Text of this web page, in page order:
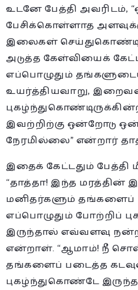
உடனே பேத்தி அவரிடம்,
பேசிக்கொள்ளாத
இலைகள்
அடுத்த கேள்வியைக்
எப்பொழுதும்
உயர்த்தியவாறு,
இவற்றிற்கு ஒன்றோடு
நேரமில்லை” என்றார்
இதைக் கேட்டதும் பேத்தி
“தாத்தா! இந்த
மனிதர்களும்
எப்பொழுதும் போற்றிப்
இருந்தால் எவ்வளவு
என்றாள். “ஆமாம்! நீ
தங்களைப் படைத்த
புகழ்ந்துகொண்டே